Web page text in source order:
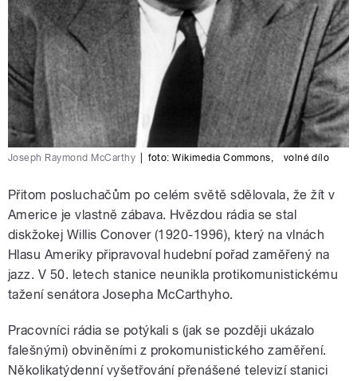
Joseph Raymond McCarthy foto:Wikimedia Commons, volné dílo
Přitom posluchačům po celém světě sdělovala, že žít v
Americe je vlastně zábava. Hvězdou rádia se stal
diskžokej Willis Conover (1920-1996), který na vlnách
Hlasu Ameriky připravoval hudební pořad zaměřený na
jazz. V 50. letech stanice neunikla protikomunistickému
tažení senátora Josepha McCarthyho.
Pracovníci rádia se potýkali s (jak se později ukázalo
falešnými) obviněními z prokomunistického zaměření.
Několikatýdenní vyšetřování přenášené televizí stanici